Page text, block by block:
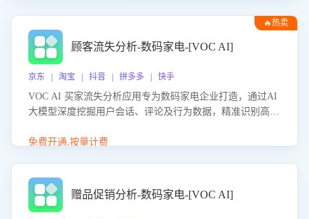
企业优化营销话术、突出产品与服务优势，有效提升咨询转
化率，避免陷入单纯价格竞争，实现精准扬长避短。
🔥热卖
顾客流失分析-数码家电-[VOC AI]
京东 | 淘宝 | 抖音 | 拼多多 | 快手
VOC AI 买家流失分析应用专为数码家电企业打造，通过AI
大模型深度挖掘用户会话、评论及行为数据，精准识别高流
应延迟、竞品价格冲击等。系统自动输出可落地的挽回策
免费开通,按量计费
赠品促销分析-数码家电-[VOC AI]